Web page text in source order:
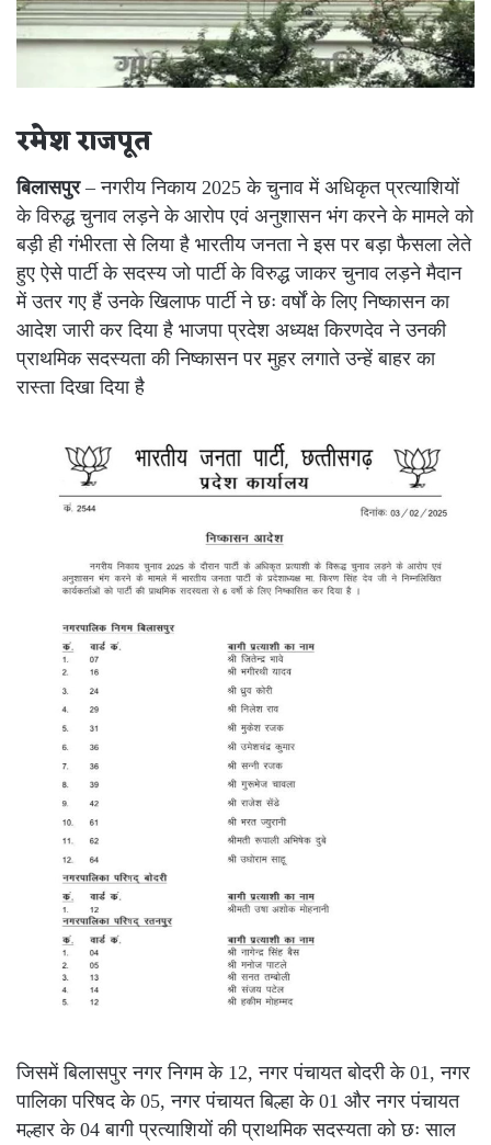
रमेश राजपूत
बिलासपुर– नगरीय निकाय 2025 के चुनाव में अधिकृत प्रत्याशियों
के विरुद्ध चुनाव लड़ने के आरोप एवं अनुशासन भंग करने के मामले को
बड़ी ही गंभीरता से लिया है भारतीय जनता ने इस पर बड़ा फैसला लेते
हुए ऐसे पार्टी के सदस्य जो पार्टी के विरुद्ध जाकर चुनाव लड़ने मैदान
में उतर गए हैं उनके खिलाफ पार्टी ने छः वर्षों के लिए निष्कासन का
आदेश जारी कर दिया है भाजपा प्रदेश अध्यक्ष किरणदेव ने उनकी
प्राथमिक सदस्यता की निष्कासन पर मुहर लगाते उन्हें बाहर का
रास्ता दिखा दिया है
जिसमें बिलासपुर नगर निगम के 12, नगर पंचायत बोदरी के 01, नगर
पालिका परिषद के 05, नगर पंचायत बिल्हा के 01 और नगर पंचायत
मल्हार के 04 बागी प्रत्याशियों की प्राथमिक सदस्यता को छः साल